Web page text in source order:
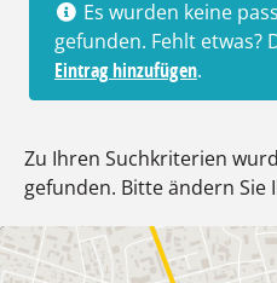
Es wurden keine
gefunden. Fehlt etwas?
Eintrag hinzufügen.
Zu Ihren Suchkriterien
gefunden. Bitte ändern Sie